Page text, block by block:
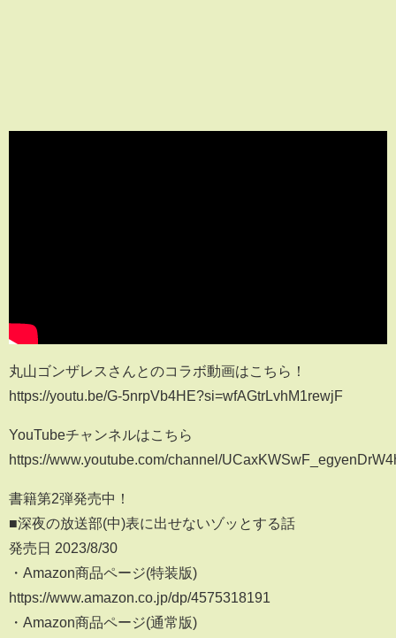
丸山ゴンザレスさんとのコラボ動画はこちら！
https://youtu.be/G-5nrpVb4HE?si=wfAGtrLvhM1rewjF
YouTubeチャンネルはこちら
https://www.youtube.com/channel/
書籍第2弾発売中！
■深夜の放送部(中)表に出せないゾッとする話
発売日 2023/8/30
・Amazon商品ページ(特装版)
https://www.amazon.co.jp/dp/4575318191
・Amazon商品ページ(通常版)